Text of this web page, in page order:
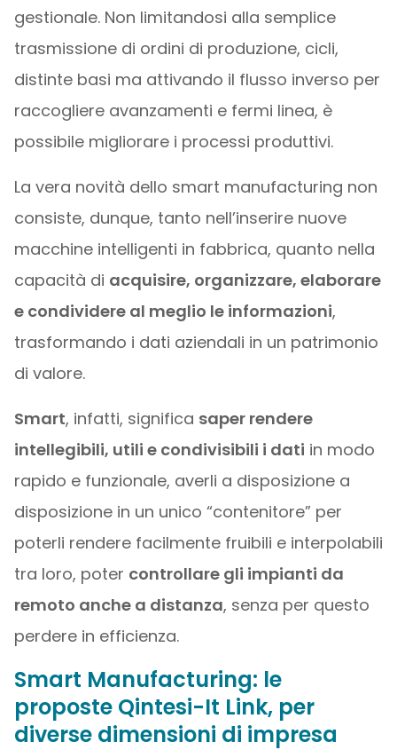
gestionale. Non limitandosi alla semplice
trasmissione di ordini di produzione, cicli,
distinte basi ma attivando il flusso inverso per
raccogliere avanzamenti e fermi linea, è
possibile migliorare i processi produttivi.
La vera novità dello smart manufacturing non
consiste, dunque, tanto nell’inserire nuove
macchine intelligenti in fabbrica, quanto nella
capacità di acquisire, organizzare, elaborare
e condividere al meglio le informazioni,
trasformando i dati aziendali in un patrimonio
di valore.
Smart, infatti, significa saper rendere
intellegibili, utili e condivisibili i dati in modo
rapido e funzionale, averli a disposizione a
disposizione in un unico “contenitore” per
poterli rendere facilmente fruibili e interpolabili
tra loro, poter controllare gli impianti da
remoto anche a distanza, senza per questo
perdere in efficienza.
Smart Manufacturing: le
proposte Qintesi-It Link, per
diverse dimensioni di impresa